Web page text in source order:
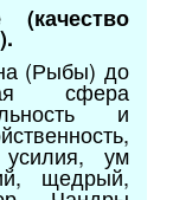
(качество
(Рыбы) до
сфера
и
ум
щедрый,